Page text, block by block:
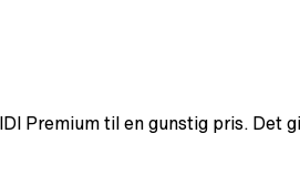
Premium til en gunstig pris. Det